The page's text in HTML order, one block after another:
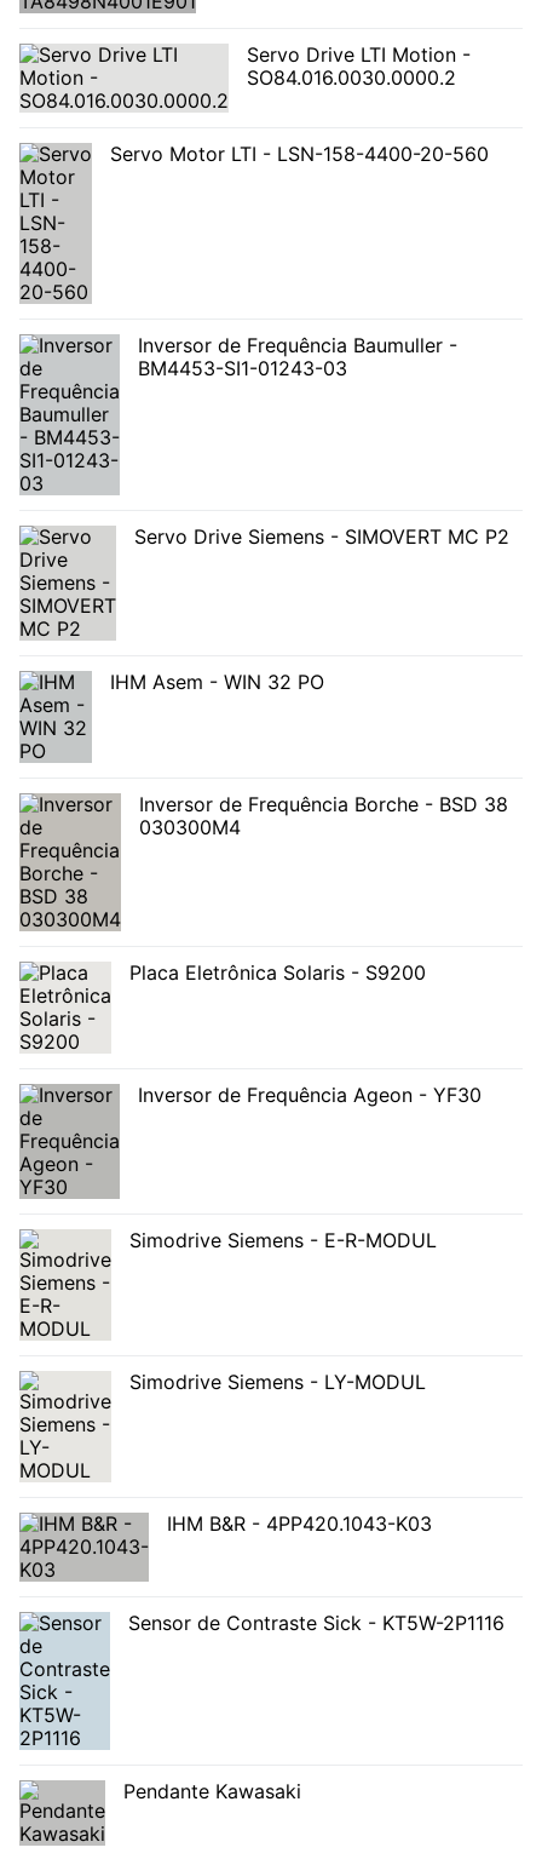
Servo Drive LTI Motion -
SO84.016.0030.0000.2
Servo Motor LTI - LSN-158-4400-20-560
Inversor de Frequência Baumuller -
BM4453-SI1-01243-03
Servo Drive Siemens - SIMOVERT MC P2
IHM Asem - WIN 32 PO
Inversor de Frequência Borche - BSD 38
030300M4
Placa Eletrônica Solaris - S9200
Inversor de Frequência Ageon - YF30
Simodrive Siemens - E-R-MODUL
Simodrive Siemens - LY-MODUL
IHM B&R - 4PP420.1043-K03
Sensor de Contraste Sick - KT5W-2P1116
Pendante Kawasaki